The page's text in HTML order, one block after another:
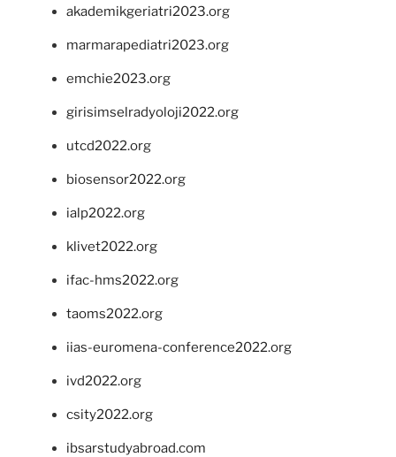
akademikgeriatri2023.org
marmarapediatri2023.org
emchie2023.org
girisimselradyoloji2022.org
utcd2022.org
biosensor2022.org
ialp2022.org
klivet2022.org
ifac-hms2022.org
taoms2022.org
iias-euromena-conference2022.org
ivd2022.org
csity2022.org
ibsarstudyabroad.com